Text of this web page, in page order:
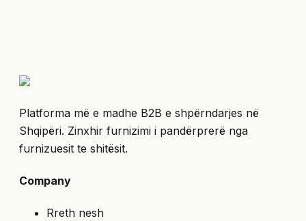
Platforma më e madhe B2B e shpërndarjes në
Shqipëri. Zinxhir furnizimi i pandërprerë nga
furnizuesit te shitësit.
Company
Rreth nesh